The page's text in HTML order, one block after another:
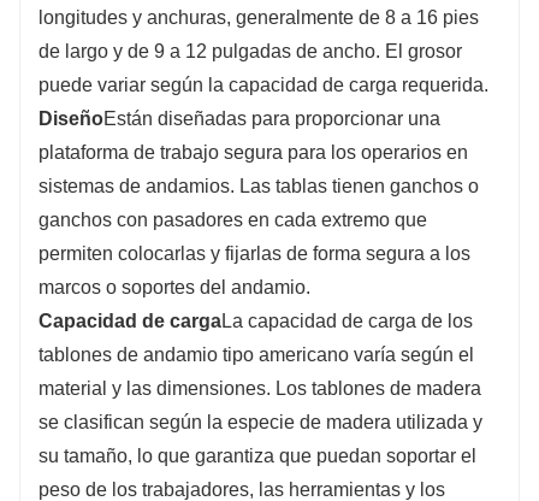
longitudes y anchuras, generalmente de 8 a 16 pies
de largo y de 9 a 12 pulgadas de ancho. El grosor
puede variar según la capacidad de carga requerida.
DiseñoEstán diseñadas para proporcionar una
plataforma de trabajo segura para los operarios en
sistemas de andamios. Las tablas tienen ganchos o
ganchos con pasadores en cada extremo que
permiten colocarlas y fijarlas de forma segura a los
marcos o soportes del andamio.
Capacidad de cargaLa capacidad de carga de los
tablones de andamio tipo americano varía según el
material y las dimensiones. Los tablones de madera
se clasifican según la especie de madera utilizada y
su tamaño, lo que garantiza que puedan soportar el
peso de los trabajadores, las herramientas y los